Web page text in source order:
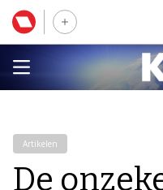
Artikelen
De